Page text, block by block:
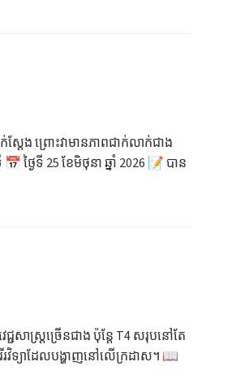
តែង ព្រោះវាមានភាពជាក់លាក់ជាង
ងៃទី 25 ខែមិថុនា ឆ្នាំ 2026 📝 បាន
សាស្ត្រច្រើនជាង ប៉ុន្តែ T4 សរុបនៅតែ
វិទ្យាដែលបង្ហាញនៅលើក្រដាស។ 📖